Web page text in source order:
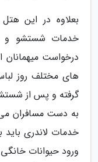
بعلاوه در این
خدمات شستشو و
درخواست
های مختلف روز
گرفته و پس از
به دست مسافران می
خدمات لاندری
ورود حیوانات